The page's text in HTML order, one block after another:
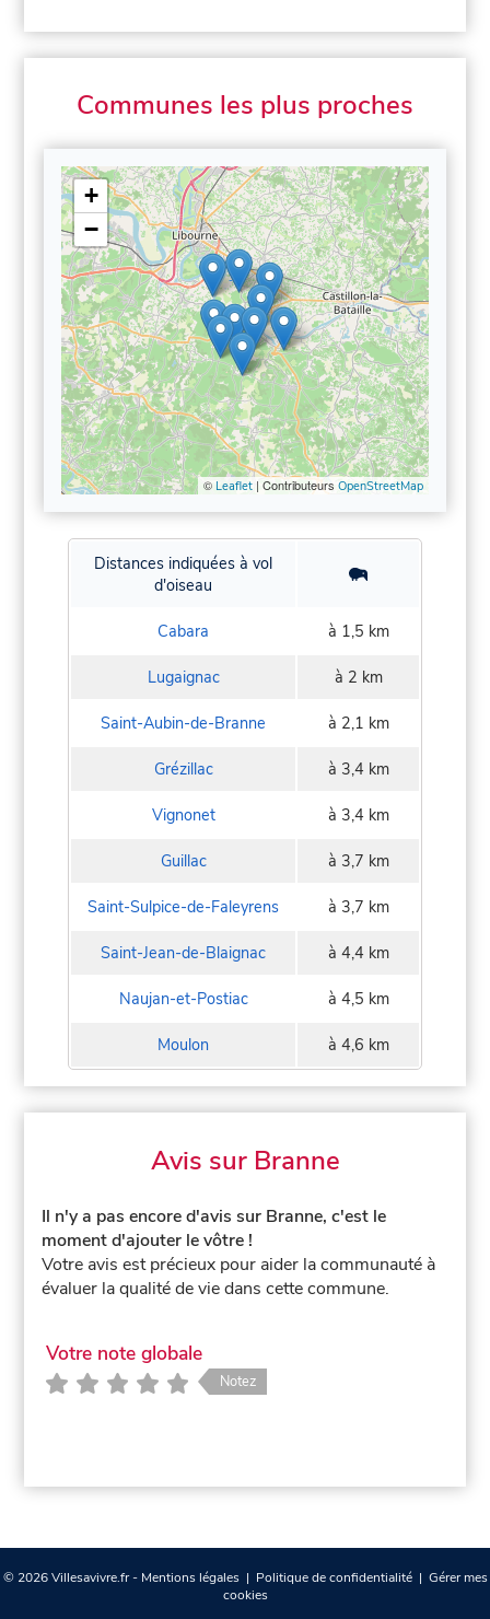
Communes les plus proches
+
−
© Leaflet| Contributeurs OpenStreetMap
Distances indiquées à vol
d'oiseau
Cabara à 1,5 km
Lugaignac à 2 km
Saint-Aubin-de-Branne à 2,1 km
Grézillac à 3,4 km
Vignonet à 3,4 km
Guillac à 3,7 km
Saint-Sulpice-de-Faleyrens à 3,7 km
Saint-Jean-de-Blaignac à 4,4 km
Naujan-et-Postiac à 4,5 km
Moulon à 4,6 km
Avis sur Branne
Il n'y a pas encore d'avis sur Branne, c'est le
moment d'ajouter le vôtre !
Votre avis est précieux pour aider la communauté à
évaluer la qualité de vie dans cette commune.
Votre note globale
Notez
© 2026 Villesavivre.fr - Mentions légales| Politique de confidentialité| Gérer mes
cookies